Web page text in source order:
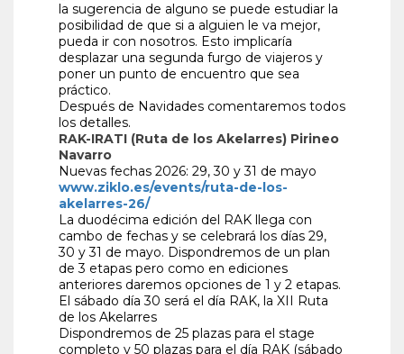
la sugerencia de alguno se puede estudiar la
posibilidad de que si a alguien le va mejor,
pueda ir con nosotros. Esto implicaría
desplazar una segunda furgo de viajeros y
poner un punto de encuentro que sea
práctico.
Después de Navidades comentaremos todos
los detalles.
RAK-IRATI (Ruta de los Akelarres) Pirineo
Navarro
Nuevas fechas 2026: 29, 30 y 31 de mayo
www.ziklo.es/events/ruta-de-los-
akelarres-26/
La duodécima edición del RAK llega con
cambo de fechas y se celebrará los días 29,
30 y 31 de mayo. Dispondremos de un plan
de 3 etapas pero como en ediciones
anteriores daremos opciones de 1 y 2 etapas.
El sábado día 30 será el día RAK, la XII Ruta
de los Akelarres
Dispondremos de 25 plazas para el stage
completo y 50 plazas para el día RAK (sábado